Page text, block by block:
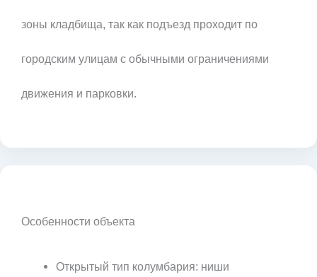
зоны кладбища, так как подъезд проходит по
городским улицам с обычными ограничениями
движения и парковки.
Особенности объекта
Открытый тип колумбария: ниши